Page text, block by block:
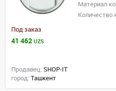
Материал
Количество
Под заказ
41 462 UZS
Продавец: SHOP-IT
город: Ташкент